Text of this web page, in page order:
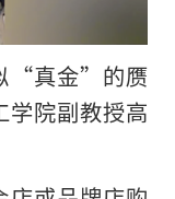
“真金”的赝
学院副教授高